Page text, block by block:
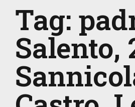
Tag:
Salento,